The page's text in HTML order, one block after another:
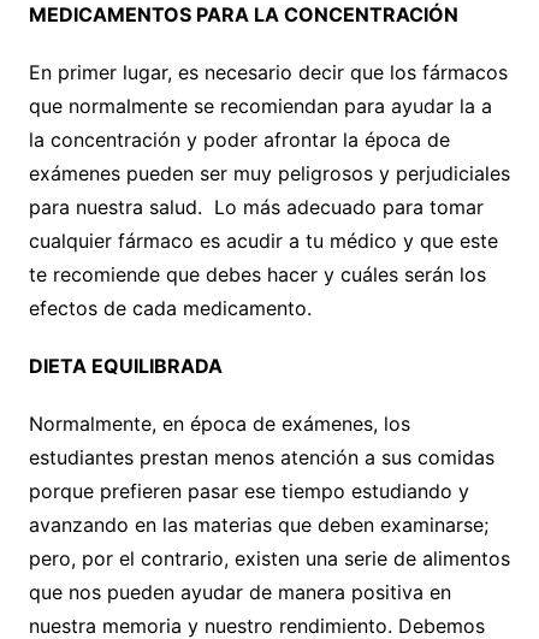
MEDICAMENTOS PARA LA CONCENTRACIÓN
En primer lugar, es necesario decir que los fármacos
que normalmente se recomiendan para ayudar la a
la concentración y poder afrontar la época de
exámenes pueden ser muy peligrosos y perjudiciales
para nuestra salud. Lo más adecuado para tomar
cualquier fármaco es acudir a tu médico y que este
te recomiende que debes hacer y cuáles serán los
efectos de cada medicamento.
DIETA EQUILIBRADA
Normalmente, en época de exámenes, los
estudiantes prestan menos atención a sus comidas
porque prefieren pasar ese tiempo estudiando y
avanzando en las materias que deben examinarse;
pero, por el contrario, existen una serie de alimentos
que nos pueden ayudar de manera positiva en
nuestra memoria y nuestro rendimiento. Debemos